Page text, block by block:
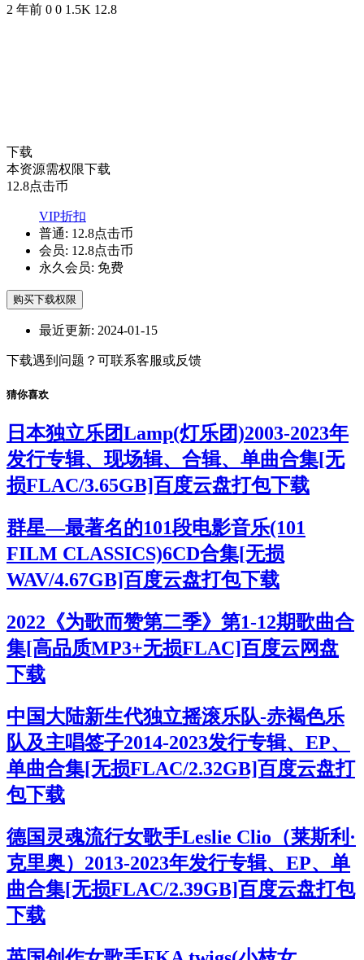
2 年前 0 0 1.5K 12.8
下载
本资源需权限下载
12.8点击币
VIP折扣
普通: 12.8点击币
会员: 12.8点击币
永久会员: 免费
购买下载权限
最近更新: 2024-01-15
下载遇到问题？可联系客服或反馈
猜你喜欢
日本独立乐团Lamp(灯乐团)2003-2023年
发行专辑、现场辑、合辑、单曲合集[无
损FLAC/3.65GB]百度云盘打包下载
群星—最著名的101段电影音乐(101
FILM CLASSICS)6CD合集[无损
WAV/4.67GB]百度云盘打包下载
2022《为歌而赞第二季》第1-12期歌曲合
集[高品质MP3+无损FLAC]百度云网盘
下载
中国大陆新生代独立摇滚乐队-赤褐色乐
队及主唱签子2014-2023发行专辑、EP、
单曲合集[无损FLAC/2.32GB]百度云盘打
包下载
德国灵魂流行女歌手Leslie Clio（莱斯利·
克里奥）2013-2023年发行专辑、EP、单
曲合集[无损FLAC/2.39GB]百度云盘打包
下载